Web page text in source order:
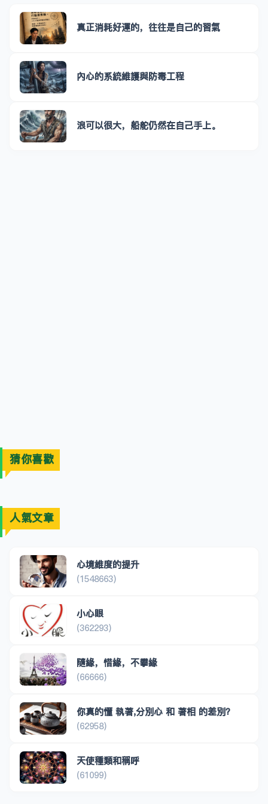
真正消耗好運的，往往是自己的習氣
內心的系統維護與防毒工程
浪可以很大，船舵仍然在自己手上。
猜你喜歡
人氣文章
心境維度的提升
(1548663)
小心眼
(362293)
隨緣，惜緣，不攀緣
(66666)
你真的懂 執著,分別心 和 著相 的差別？
(62958)
天使種類和稱呼
(61099)